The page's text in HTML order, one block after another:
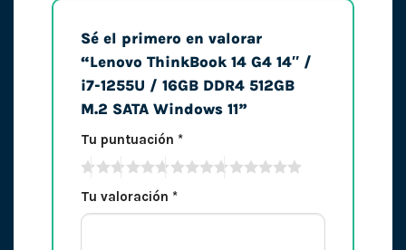
Sé el primero en valorar
“Lenovo ThinkBook 14 G4 14″ /
i7-1255U / 16GB DDR4 512GB
M.2 SATA Windows 11”
Tu puntuación *
Tu valoración *